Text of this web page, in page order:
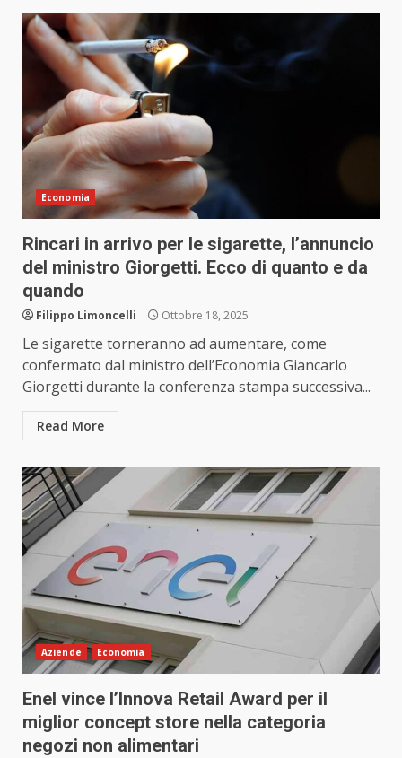
Economia
Rincari in arrivo per le sigarette, l’annuncio
del ministro Giorgetti. Ecco di quanto e da
quando
Filippo Limoncelli Ottobre 18, 2025
Le sigarette torneranno ad aumentare, come
confermato dal ministro dell’Economia Giancarlo
Giorgetti durante la conferenza stampa successiva...
Read More
Aziende Economia
Enel vince l’Innova Retail Award per il
miglior concept store nella categoria
negozi non alimentari